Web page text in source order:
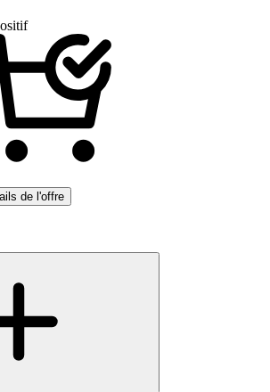
de l'offre